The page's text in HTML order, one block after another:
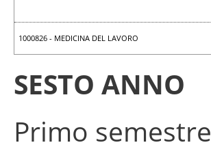
1000826 - MEDICINA DEL LAVORO
SESTO ANNO
Primo semestre